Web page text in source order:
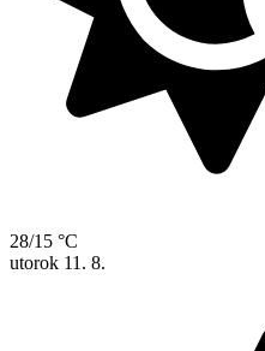
28/15 °C
utorok 11. 8.